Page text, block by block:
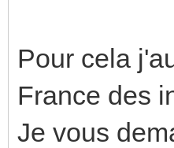
Pour cela
France des
Je vous